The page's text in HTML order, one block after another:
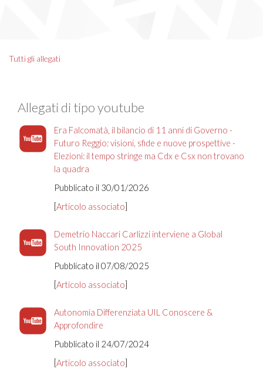
Tutti gli allegati
Allegati di tipo youtube
Era Falcomatà, il bilancio di 11 anni di Governo -
Futuro Reggio: visioni, sfide e nuove prospettive -
Elezioni: il tempo stringe ma Cdx e Csx non trovano
la quadra
Pubblicato il 30/01/2026
[Articolo associato]
Demetrio Naccari Carlizzi interviene a Global
South Innovation 2025
Pubblicato il 07/08/2025
[Articolo associato]
Autonomia Differenziata UIL Conoscere &
Approfondire
Pubblicato il 24/07/2024
[Articolo associato]